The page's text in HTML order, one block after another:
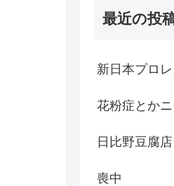
最近の投
新日本プロ
花粉症とか
日比野豆腐店
喪中